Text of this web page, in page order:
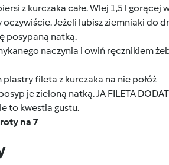
z kurczaka całe. Wlej 1,5 l gorącej
Jeżeli lubisz ziemniaki do
posypaną natką.
naczynia i owiń ręcznikiem
plastry fileta z kurczaka na nie połóż
je zieloną natką. JA FILETA
to kwestia gustu.
na 7